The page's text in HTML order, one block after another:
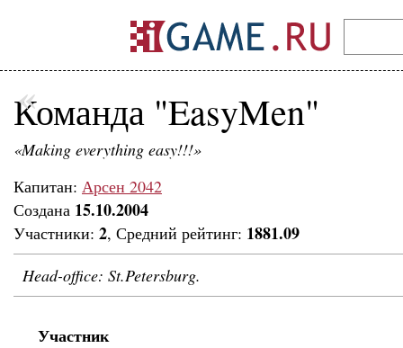
Команда "EasyMen"
«Making everything easy!!!»
Капитан: Арсен 2042
Создана 15.10.2004
Участники: 2, Средний рейтинг: 1881.09
Head-office: St.Petersburg.
Участник
«